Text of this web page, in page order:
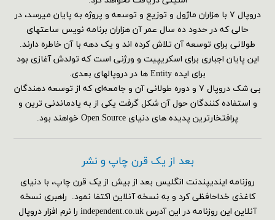
دروپال ۷ با هزاران ماژول و توزیع و توسعه و پروژه به پایان میرسد، در
حالی که در حدود ده سال عمر آن هزاران برنامه نویس ساعتهای
طولانی برای توسعه آن تلاش کرده اند و یک دهه با آن خاطره دارند.
این پایان اجباری برای اسکریپیت و ورژنی است که تولدش آغازی بود
برای ایده Entity ها در دروپالهای بعدی.
بی شک دروپال ۷ و دوره طولانی آن و جامعه‌ای که از توسعه دهندگان
و استفاده کنندگان حول آن شکل گرفت یکی از به یادماندنی ترین و
پرافتخارترین پدیده های دنیای Open Source خواهند بود.
بعد از یک قرن چاپ و نشر
روزنامه ایندیپندنت انگلیس بعد از بیش از یک قرن چاپ، با دنیای
کاغذی خداحافظی کرد و به نسخه آنلاین اکتفا نمود. راهبری نسخه
آنلاین این روزنامه در این آدرس independent.co.uk را نرم افزار دروپال